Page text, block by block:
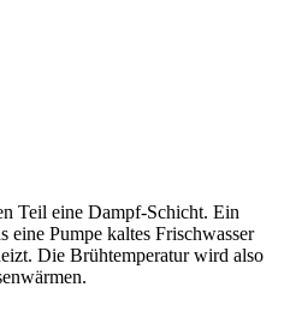
Teil eine Dampf-Schicht. Ein
Pumpe kaltes Frischwasser
Die Brühtemperatur wird also